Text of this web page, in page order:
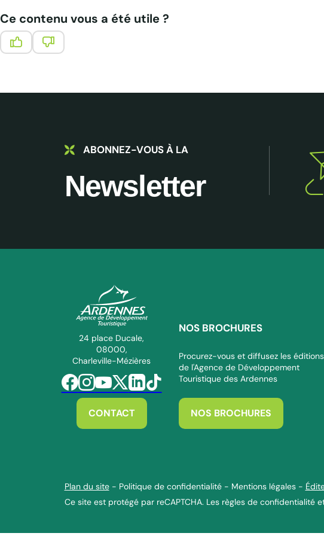
Ce contenu vous a été utile ?
ABONNEZ-VOUS À LA
Newsletter
ADT des Ardennes Pro
24 place Ducale,
08000,
Charleville-Mézières
Suivez-nous sur Facebook
Suivez-nous sur Instagram
Suivez-nous sur Youtube
Suivez-nous sur Twitter
Suivez-nous sur Linkedin
Suivez-nous sur Tiktok
CONTACT
NOS BROCHURES
Procurez-vous et diffusez les éditions
de l'Agence de Développement
Touristique des Ardennes
NOS BROCHURES
Plan du site - Politique de confidentialité - Mentions légales -
Ce site est protégé par reCAPTCHA. Les règles de confidentialité